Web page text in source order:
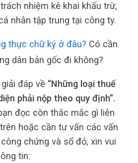
nhiệm kê khai khấu trừ,
nhân tập trung tại công ty.
thực chữ ký ở đâu? Có cần
dân bản gốc đi không?
đáp về “Những loại thuế
phải nộp theo quy định”.
đọc còn thắc mắc gì liên
hoặc cần tư vấn các vấn
chứng và sổ đỏ, xin vui
tin: